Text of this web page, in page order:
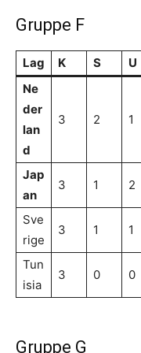
Gruppe F
Lag K S U
Ne
der
lan
d
3 2 1
Jap
an
3 1 2
Sve
rige
3 1 1
Tun
isia
3 0 0
Gruppe G